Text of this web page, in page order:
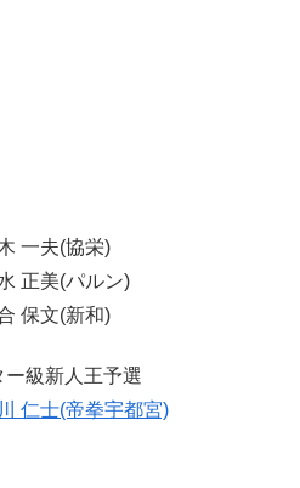
一夫(協栄)
正美(パルン)
保文(新和)
級新人王予選
仁士(帝拳宇都宮)